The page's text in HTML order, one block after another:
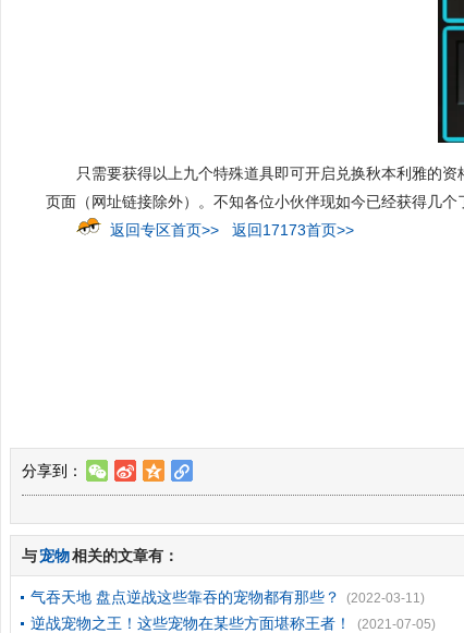
只需要获得以上九个特殊道具即可开启兑换秋本利雅的
页面（网址链接除外）。不知各位小伙伴现如今已经获得几个
返回专区首页>>
返回17173首页>>
分享到： w t z l
与宠物相关的文章有：
气吞天地 盘点逆战这些靠吞的宠物都有那些？ (2022-03-11)
逆战宠物之王！这些宠物在某些方面堪称王者！ (2021-07-05)